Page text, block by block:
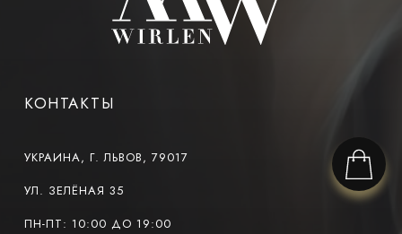
КОНТАКТЫ
УКРАИНА, Г. ЛЬВОВ, 79017
УЛ. ЗЕЛЁНАЯ 35
ПН-ПТ: 10:00 ДО 19:00